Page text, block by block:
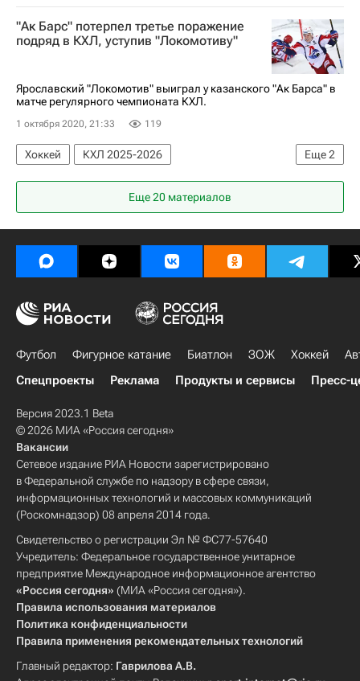
КХЛ 2025-2026
Локомотив (Ярославль)
Йокерит
"Ак Барс" потерпел третье поражение
подряд в КХЛ, уступив "Локомотиву"
Ярославский "Локомотив" выиграл у казанского "Ак Барса" в
матче регулярного чемпионата КХЛ.
1 октября 2020, 21:33 119
Еще2
Хоккей
КХЛ 2025-2026
Локомотив (Ярославль)
Ак Барс
Еще 20 материалов
Футбол Фигурное катание Биатлон ЗОЖ Хоккей
Спецпроекты
Реклама Продукты и сервисы Пресс-
Версия 2023.1 Beta
© 2026 МИА «Россия сегодня»
Вакансии
Сетевое издание РИА Новости зарегистрировано
в Федеральной службе по надзору в сфере связи,
информационных технологий и массовых коммуникаций
(Роскомнадзор) 08 апреля 2014 года.
Свидетельство о регистрации Эл № ФС77-57640
Учредитель: Федеральное государственное унитарное
предприятие Международное информационное агентство
«Россия сегодня» (МИА «Россия сегодня»).
Правила использования материалов
Политика конфиденциальности
Правила применения рекомендательных технологий
Главный редактор: Гаврилова А.В.